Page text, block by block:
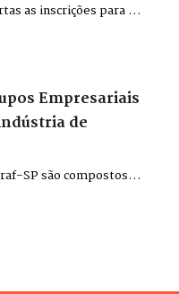
as inscrições para o
de Araújo.
Empresariais
de
SP são compostos
e contribuir,